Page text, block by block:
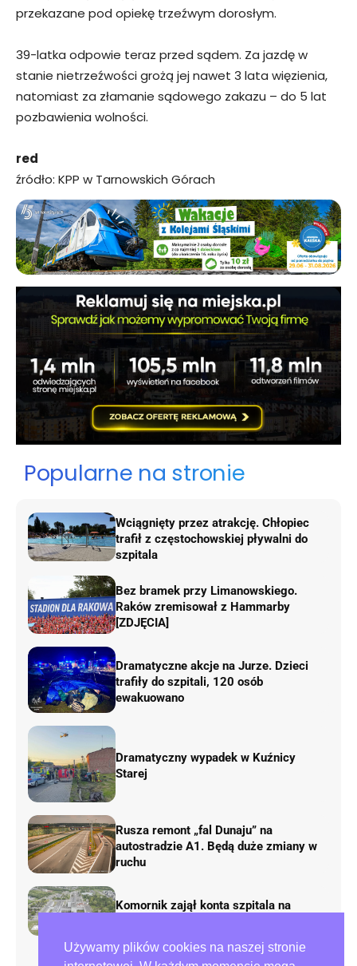
Używamy plików cookies na naszej stronie
przekazane pod opiekę trzeźwym dorosłym.
39-latka odpowie teraz przed sądem. Za jazdę w
stanie nietrzeźwości grożą jej nawet 3 lata więzienia,
natomiast za złamanie sądowego zakazu – do 5 lat
pozbawienia wolności.
red
źródło: KPP w Tarnowskich Górach
Popularne na stronie
Wciągnięty przez atrakcję. Chłopiec
trafił z częstochowskiej pływalni do
szpitala
Bez bramek przy Limanowskiego.
Raków zremisował z Hammarby
[ZDJĘCIA]
Dramatyczne akcje na Jurze. Dzieci
trafiły do szpitali, 120 osób
ewakuowano
Dramatyczny wypadek w Kuźnicy
Starej
Rusza remont „fal Dunaju” na
autostradzie A1. Będą duże zmiany w
ruchu
Komornik zajął konta szpitala na
Atak na kobietę na częstochowskiej